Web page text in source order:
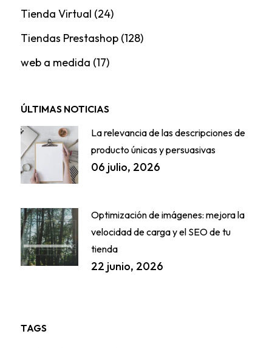
Tienda Virtual (24)
Tiendas Prestashop(128)
web a medida (17)
ÚLTIMAS NOTICIAS
La relevancia de las descripciones de
producto únicas y persuasivas
06 julio, 2026
Optimización de imágenes: mejora la
velocidad de carga y el SEO de tu
tienda
22 junio, 2026
TAGS